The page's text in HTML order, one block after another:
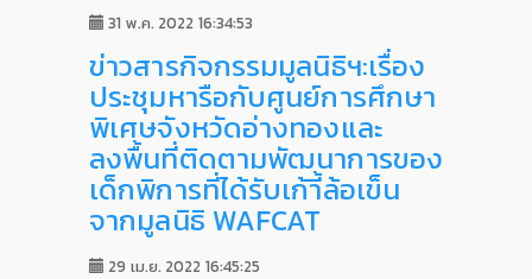
31 พ.ค. 2022 16:34:53
ข่าวสารกิจกรรมมูลนิธิฯ:เรื่อง
ประชุมหารือกับศูนย์การศึกษา
พิเศษจังหวัดอ่างทองและ
ลงพื้นที่ติดตามพัฒนาการของ
เด็กพิการที่ได้รับเก้าี้ล้อเข็น
จากมูลนิธิ WAFCAT
29 เม.ย. 2022 16:45:25